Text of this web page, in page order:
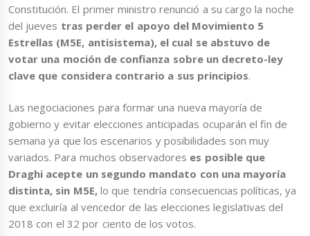
Constitución. El primer ministro renunció a su cargo la noche
del jueves tras perder el apoyo del Movimiento 5
Estrellas (M5E, antisistema), el cual se abstuvo de
votar una moción de confianza sobre un decreto-ley
clave que considera contrario a sus principios.
Las negociaciones para formar una nueva mayoría de
gobierno y evitar elecciones anticipadas ocuparán el fin de
semana ya que los escenarios y posibilidades son muy
variados. Para muchos observadores es posible que
Draghi acepte un segundo mandato con una mayoría
distinta, sin M5E,lo que tendría consecuencias políticas, ya
que excluiría al vencedor de las elecciones legislativas del
2018 con el 32 por ciento de los votos.